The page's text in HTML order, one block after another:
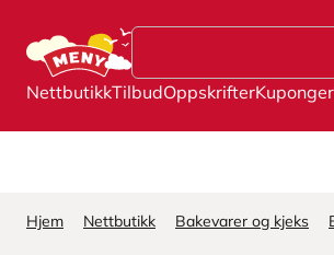
NettbutikkTilbudOppskrifterKuponger
Hjem Nettbutikk Bakevarer og kjeks